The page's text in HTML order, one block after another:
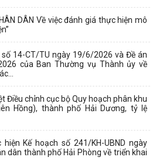
DÂN Về việc đánh giá thực hiện mô
14-CT/TU ngày 19/6/2026 và Đề án
của Ban Thường vụ Thành ủy về
Điều chỉnh cục bộ Quy hoạch phân khu
Hồng), thành phố Hải Dương, tỷ lệ
hiện Kế hoạch số 241/KH-UBND ngày
dân thành phố Hải Phòng về triển khai